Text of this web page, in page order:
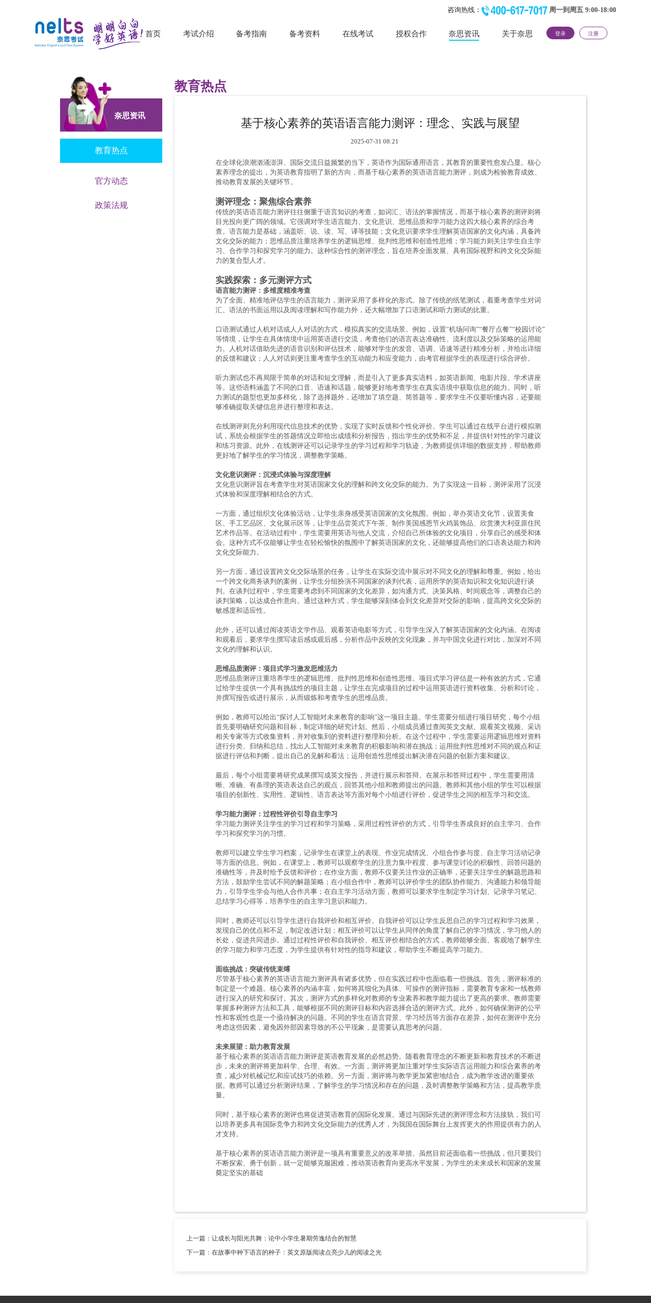
咨询热线： 周一到周五 9:00-18:00
首页 考试介绍 备考指南 备考资料 在线考试 授权合作 奈思资讯 关于奈思 登录 注册
奈思资讯
教育热点
官方动态
政策法规
教育热点
基于核心素养的英语语言能力测评：理念、实践与展望
2025-07-31 08:21
在全球化浪潮汹涌澎湃、国际交流日益频繁的当下，英语作为国际通用语言，其教育的重要性愈发凸显。核心
素养理念的提出，为英语教育指明了新的方向，而基于核心素养的英语语言能力测评，则成为检验教育成效、
推动教育发展的关键环节。
测评理念：聚焦综合素养
传统的英语语言能力测评往往侧重于语言知识的考查，如词汇、语法的掌握情况，而基于核心素养的测评则将
目光投向更广阔的领域。它强调对学生语言能力、文化意识、思维品质和学习能力这四大核心素养的综合考
查。语言能力是基础，涵盖听、说、读、写、译等技能；文化意识要求学生理解英语国家的文化内涵，具备跨
文化交际的能力；思维品质注重培养学生的逻辑思维、批判性思维和创造性思维；学习能力则关注学生自主学
习、合作学习和探究学习的能力。这种综合性的测评理念，旨在培养全面发展、具有国际视野和跨文化交际能
力的复合型人才。
实践探索：多元测评方式
语言能力测评：多维度精准考查
为了全面、精准地评估学生的语言能力，测评采用了多样化的形式。除了传统的纸笔测试，着重考查学生对词
汇、语法的书面运用以及阅读理解和写作能力外，还大幅增加了口语测试和听力测试的比重。
口语测试通过人机对话或人人对话的方式，模拟真实的交流场景。例如，设置“机场问询”“餐厅点餐”“校园讨论”
等情境，让学生在具体情境中运用英语进行交流，考查他们的语言表达准确性、流利度以及交际策略的运用能
力。人机对话借助先进的语音识别和评估技术，能够对学生的发音、语调、语速等进行精准分析，并给出详细
的反馈和建议；人人对话则更注重考查学生的互动能力和应变能力，由考官根据学生的表现进行综合评价。
听力测试也不再局限于简单的对话和短文理解，而是引入了更多真实语料，如英语新闻、电影片段、学术讲座
等。这些语料涵盖了不同的口音、语速和话题，能够更好地考查学生在真实语境中获取信息的能力。同时，听
力测试的题型也更加多样化，除了选择题外，还增加了填空题、简答题等，要求学生不仅要听懂内容，还要能
够准确提取关键信息并进行整理和表达。
在线测评则充分利用现代信息技术的优势，实现了实时反馈和个性化评价。学生可以通过在线平台进行模拟测
试，系统会根据学生的答题情况立即给出成绩和分析报告，指出学生的优势和不足，并提供针对性的学习建议
和练习资源。此外，在线测评还可以记录学生的学习过程和学习轨迹，为教师提供详细的数据支持，帮助教师
更好地了解学生的学习情况，调整教学策略。
文化意识测评：沉浸式体验与深度理解
文化意识测评旨在考查学生对英语国家文化的理解和跨文化交际的能力。为了实现这一目标，测评采用了沉浸
式体验和深度理解相结合的方式。
一方面，通过组织文化体验活动，让学生亲身感受英语国家的文化氛围。例如，举办英语文化节，设置美食
区、手工艺品区、文化展示区等，让学生品尝英式下午茶、制作美国感恩节火鸡装饰品、欣赏澳大利亚原住民
艺术作品等。在活动过程中，学生需要用英语与他人交流，介绍自己所体验的文化项目，分享自己的感受和体
会。这种方式不仅能够让学生在轻松愉快的氛围中了解英语国家的文化，还能够提高他们的口语表达能力和跨
文化交际能力。
另一方面，通过设置跨文化交际场景的任务，让学生在实际交流中展示对不同文化的理解和尊重。例如，给出
一个跨文化商务谈判的案例，让学生分组扮演不同国家的谈判代表，运用所学的英语知识和文化知识进行谈
判。在谈判过程中，学生需要考虑到不同国家的文化差异，如沟通方式、决策风格、时间观念等，调整自己的
谈判策略，以达成合作意向。通过这种方式，学生能够深刻体会到文化差异对交际的影响，提高跨文化交际的
敏感度和适应性。
此外，还可以通过阅读英语文学作品、观看英语电影等方式，引导学生深入了解英语国家的文化内涵。在阅读
和观看后，要求学生撰写读后感或观后感，分析作品中反映的文化现象，并与中国文化进行对比，加深对不同
文化的理解和认识。
思维品质测评：项目式学习激发思维活力
思维品质测评注重培养学生的逻辑思维、批判性思维和创造性思维。项目式学习评估是一种有效的方式，它通
过给学生提供一个具有挑战性的项目主题，让学生在完成项目的过程中运用英语进行资料收集、分析和讨论，
并撰写报告或进行展示，从而锻炼和考查学生的思维品质。
例如，教师可以给出“探讨人工智能对未来教育的影响”这一项目主题。学生需要分组进行项目研究，每个小组
首先要明确研究问题和目标，制定详细的研究计划。然后，小组成员通过查阅英文文献、观看英文视频、采访
相关专家等方式收集资料，并对收集到的资料进行整理和分析。在这个过程中，学生需要运用逻辑思维对资料
进行分类、归纳和总结，找出人工智能对未来教育的积极影响和潜在挑战；运用批判性思维对不同的观点和证
据进行评估和判断，提出自己的见解和看法；运用创造性思维提出解决潜在问题的创新方案和建议。
最后，每个小组需要将研究成果撰写成英文报告，并进行展示和答辩。在展示和答辩过程中，学生需要用清
晰、准确、有条理的英语表达自己的观点，回答其他小组和教师提出的问题。教师和其他小组的学生可以根据
项目的创新性、实用性、逻辑性、语言表达等方面对每个小组进行评价，促进学生之间的相互学习和交流。
学习能力测评：过程性评价引导自主学习
学习能力测评关注学生的学习过程和学习策略，采用过程性评价的方式，引导学生养成良好的自主学习、合作
学习和探究学习的习惯。
教师可以建立学生学习档案，记录学生在课堂上的表现、作业完成情况、小组合作参与度、自主学习活动记录
等方面的信息。例如，在课堂上，教师可以观察学生的注意力集中程度、参与课堂讨论的积极性、回答问题的
准确性等，并及时给予反馈和评价；在作业方面，教师不仅要关注作业的正确率，还要关注学生的解题思路和
方法，鼓励学生尝试不同的解题策略；在小组合作中，教师可以评价学生的团队协作能力、沟通能力和领导能
力，引导学生学会与他人合作共事；在自主学习活动方面，教师可以要求学生制定学习计划、记录学习笔记、
总结学习心得等，培养学生的自主学习意识和能力。
同时，教师还可以引导学生进行自我评价和相互评价。自我评价可以让学生反思自己的学习过程和学习效果，
发现自己的优点和不足，制定改进计划；相互评价可以让学生从同伴的角度了解自己的学习情况，学习他人的
长处，促进共同进步。通过过程性评价和自我评价、相互评价相结合的方式，教师能够全面、客观地了解学生
的学习能力和学习态度，为学生提供有针对性的指导和建议，帮助学生不断提高学习能力。
面临挑战：突破传统束缚
尽管基于核心素养的英语语言能力测评具有诸多优势，但在实践过程中也面临着一些挑战。首先，测评标准的
制定是一个难题。核心素养的内涵丰富，如何将其细化为具体、可操作的测评指标，需要教育专家和一线教师
进行深入的研究和探讨。其次，测评方式的多样化对教师的专业素养和教学能力提出了更高的要求。教师需要
掌握多种测评方法和工具，能够根据不同的测评目标和内容选择合适的测评方式。此外，如何确保测评的公平
性和客观性也是一个亟待解决的问题。不同的学生在语言背景、学习经历等方面存在差异，如何在测评中充分
考虑这些因素，避免因外部因素导致的不公平现象，是需要认真思考的问题。
未来展望：助力教育发展
基于核心素养的英语语言能力测评是英语教育发展的必然趋势。随着教育理念的不断更新和教育技术的不断进
步，未来的测评将更加科学、合理、有效。一方面，测评将更加注重对学生实际语言运用能力和综合素养的考
查，减少对机械记忆和应试技巧的依赖。另一方面，测评将与教学更加紧密地结合，成为教学改进的重要依
据。教师可以通过分析测评结果，了解学生的学习情况和存在的问题，及时调整教学策略和方法，提高教学质
量。
同时，基于核心素养的测评也将促进英语教育的国际化发展。通过与国际先进的测评理念和方法接轨，我们可
以培养更多具有国际竞争力和跨文化交际能力的优秀人才，为我国在国际舞台上发挥更大的作用提供有力的人
才支持。
基于核心素养的英语语言能力测评是一项具有重要意义的改革举措。虽然目前还面临着一些挑战，但只要我们
不断探索、勇于创新，就一定能够克服困难，推动英语教育向更高水平发展，为学生的未来成长和国家的发展
奠定坚实的基础
上一篇：让成长与阳光共舞：论中小学生暑期劳逸结合的智慧
下一篇：在故事中种下语言的种子：英文原版阅读点亮少儿的阅读之光